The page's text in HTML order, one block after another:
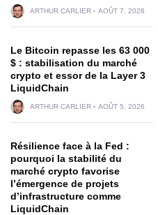
ARTHUR CARLIER AOÛT 7, 2026
Le Bitcoin repasse les 63 000
$ : stabilisation du marché
crypto et essor de la Layer 3
LiquidChain
ARTHUR CARLIER AOÛT 5, 2026
Résilience face à la Fed :
pourquoi la stabilité du
marché crypto favorise
l’émergence de projets
d’infrastructure comme
LiquidChain